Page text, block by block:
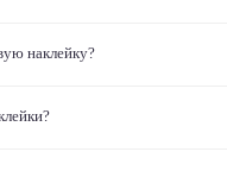
наклейку?